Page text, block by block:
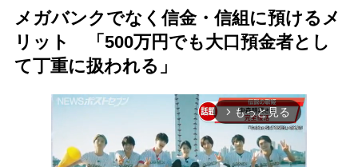
メガバンクでなく信金・信組に預けるメ
リット 「500万円でも大口預金者とし
て丁重に扱われる」
arrow_forward_ios もっと見る